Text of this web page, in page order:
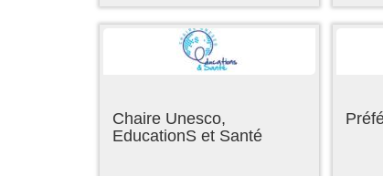
Chaire Unesco,
EducationS et Santé